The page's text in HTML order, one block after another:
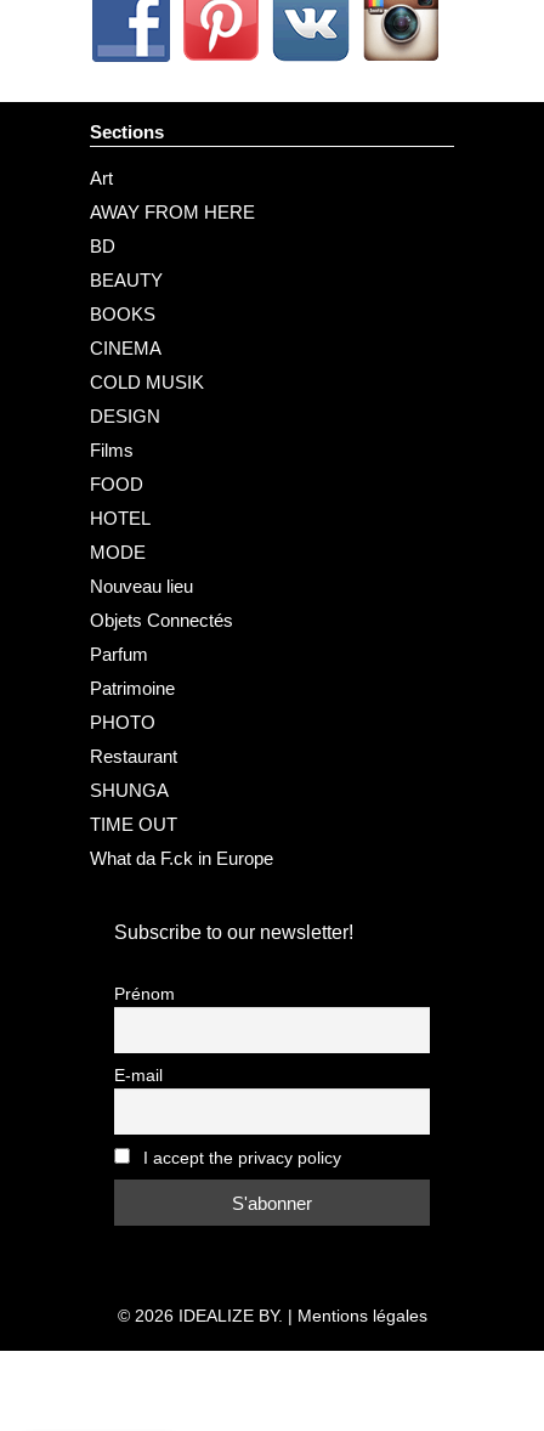
Sections
Art
AWAY FROM HERE
BD
BEAUTY
BOOKS
CINEMA
COLD MUSIK
DESIGN
Films
FOOD
HOTEL
MODE
Nouveau lieu
Objets Connectés
Parfum
Patrimoine
PHOTO
Restaurant
SHUNGA
TIME OUT
What da F.ck in Europe
Subscribe to our newsletter!
Prénom
E-mail
I accept the privacy policy
© 2026 IDEALIZE BY. | Mentions légales